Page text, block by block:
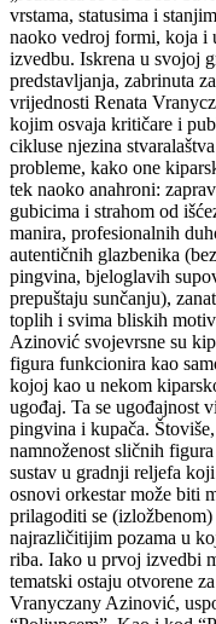
vrstama, statusima i
naoko vedroj formi, koja i
izvedbu. Iskrena u svojoj
predstavljanja, zabrinuta
vrijednosti Renata
kojim osvaja kritičare i
cikluse njezina
probleme, kako one
tek naoko anahroni:
gubicima i strahom od
manira, profesionalnih
autentičnih glazbenika
pingvina, bjeloglavih
prepuštaju sunčanju),
toplih i svima bliskih
Azinović svojevrsne su
figura funkcionira kao
kojoj kao u nekom
ugođaj. Ta se ugođajnost
pingvina i kupača.
namnoženost sličnih
sustav u gradnji reljefa
osnovi orkestar može biti
prilagoditi se
najrazličitijim pozama u
riba. Iako u prvoj izvedbi
tematski ostaju otvorene
Vranyczany Azinović,